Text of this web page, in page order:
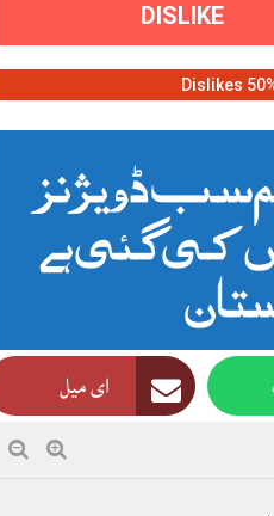
DISLIKE
50%
سب ڈویژنز
کی گئی ہے
ای میل